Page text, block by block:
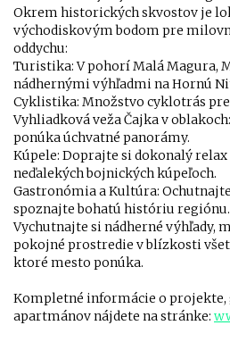
Okrem historických skvostov je
východiskovým bodom pre
oddychu:
Turistika: V pohorí Malá Magura,
nádhernými výhľadmi na Hornú
Cyklistika: Množstvo cyklotrás
Vyhliadková veža Čajka v
ponúka úchvatné panorámy.
Kúpele: Doprajte si dokonalý
neďalekých bojnických kúpeľoch.
Gastronómia a Kultúra:
spoznajte bohatú históriu regiónu.
Vychutnajte si nádherné výhľady,
pokojné prostredie v blízkosti
ktoré mesto ponúka.
Kompletné informácie o projekte,
apartmánov nájdete na stránke: